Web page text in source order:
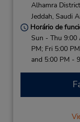
Alhamra
Jeddah, Saudi
Horário de
Sun - Thu 9:00
PM; Fri 5:00
and 5:00 PM -